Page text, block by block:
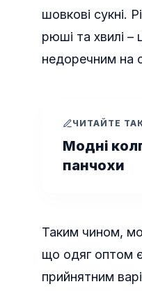
шовкові сукні.
рюші та хвилі
недоречним на
ЧИТАЙТЕ
Модні
панчохи
Таким чином,
що одяг оптом
прийнятним